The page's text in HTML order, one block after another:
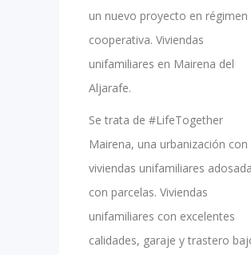
un nuevo proyecto en régimen
cooperativa. Viviendas
unifamiliares en Mairena del
Aljarafe.
Se trata de #LifeTogether
Mairena, una urbanización con
viviendas unifamiliares
con parcelas. Viviendas
unifamiliares con excelentes
calidades, garaje y trastero